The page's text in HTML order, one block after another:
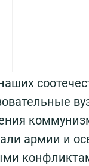
армии и